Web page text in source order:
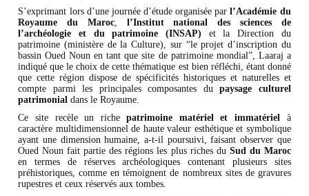
S’exprimant lors d’une journée d’étude organisée parl’Académie du
Royaume du Maroc, l’Institut national des sciences de
l’archéologie et du patrimoine (INSAP) et la Direction du
patrimoine (ministère de la Culture), sur “le projet d’inscription du
bassin Oued Noun en tant que site de patrimoine mondial”, Laaraj a
indiqué que le choix de cette thématique est bien réfléchi, étant donné
que cette région dispose de spécificités historiques et naturelles et
compte parmi les principales composantes dupaysage culturel
patrimonial dans le Royaume.
Ce site recèle un richepatrimoine matériel et immatérielà
caractère multidimensionnel de haute valeur esthétique et symbolique
ayant une dimension humaine, a-t-il poursuivi, faisant observer que
Oued Noun fait partie des régions les plus riches du Sud du Maroc
en termes de réserves archéologiques contenant plusieurs sites
préhistoriques, comme en témoignent de nombreux sites de gravures
rupestres et ceux réservés aux tombes.